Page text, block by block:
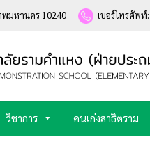
พมหานคร 10240 เบอร์โทรศัพท์
วิชาการ คนเก่งสาธิตราม